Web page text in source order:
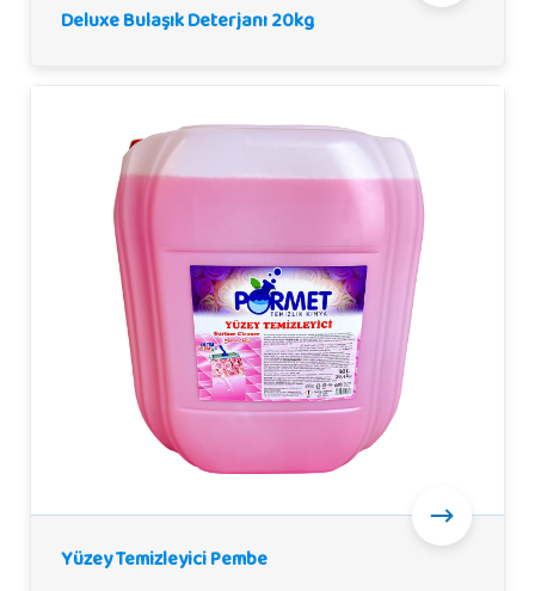
Deluxe Bulaşık Deterjanı 20kg
Yüzey Temizleyici Pembe